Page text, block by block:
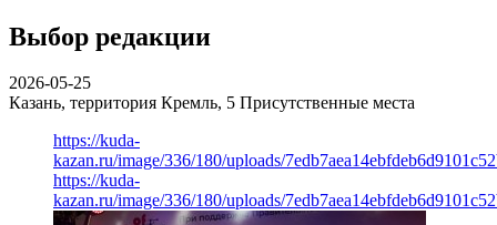
Выбор редакции
2026-05-25
Казань, территория Кремль, 5 Присутственные места
https://kuda-
kazan.ru/image/336/180/uploads/
https://kuda-
kazan.ru/image/336/180/uploads/